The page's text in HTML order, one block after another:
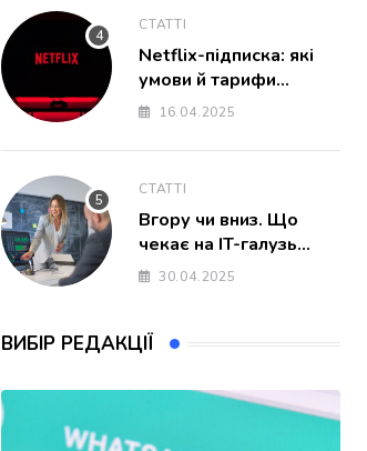
СТАТТІ
Netflix-підписка: які
умови й тарифи
доступні для українців
16.04.2025
СТАТТІ
Вгору чи вниз. Що
чекає на IT-галузь
України в 2025 році
30.04.2025
ВИБІР РЕДАКЦІЇ